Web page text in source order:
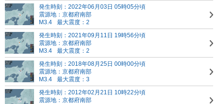
発生時刻：2022年06月03日 05時05分頃
震源地：京都府南部
M3.4
最大震度：2
発生時刻：2021年09月11日 19時56分頃
震源地：京都府南部
M3.4
最大震度：2
発生時刻：2018年08月25日 00時00分頃
震源地：京都府南部
M3.4
最大震度：3
発生時刻：2012年02月21日 10時22分頃
震源地：京都府南部